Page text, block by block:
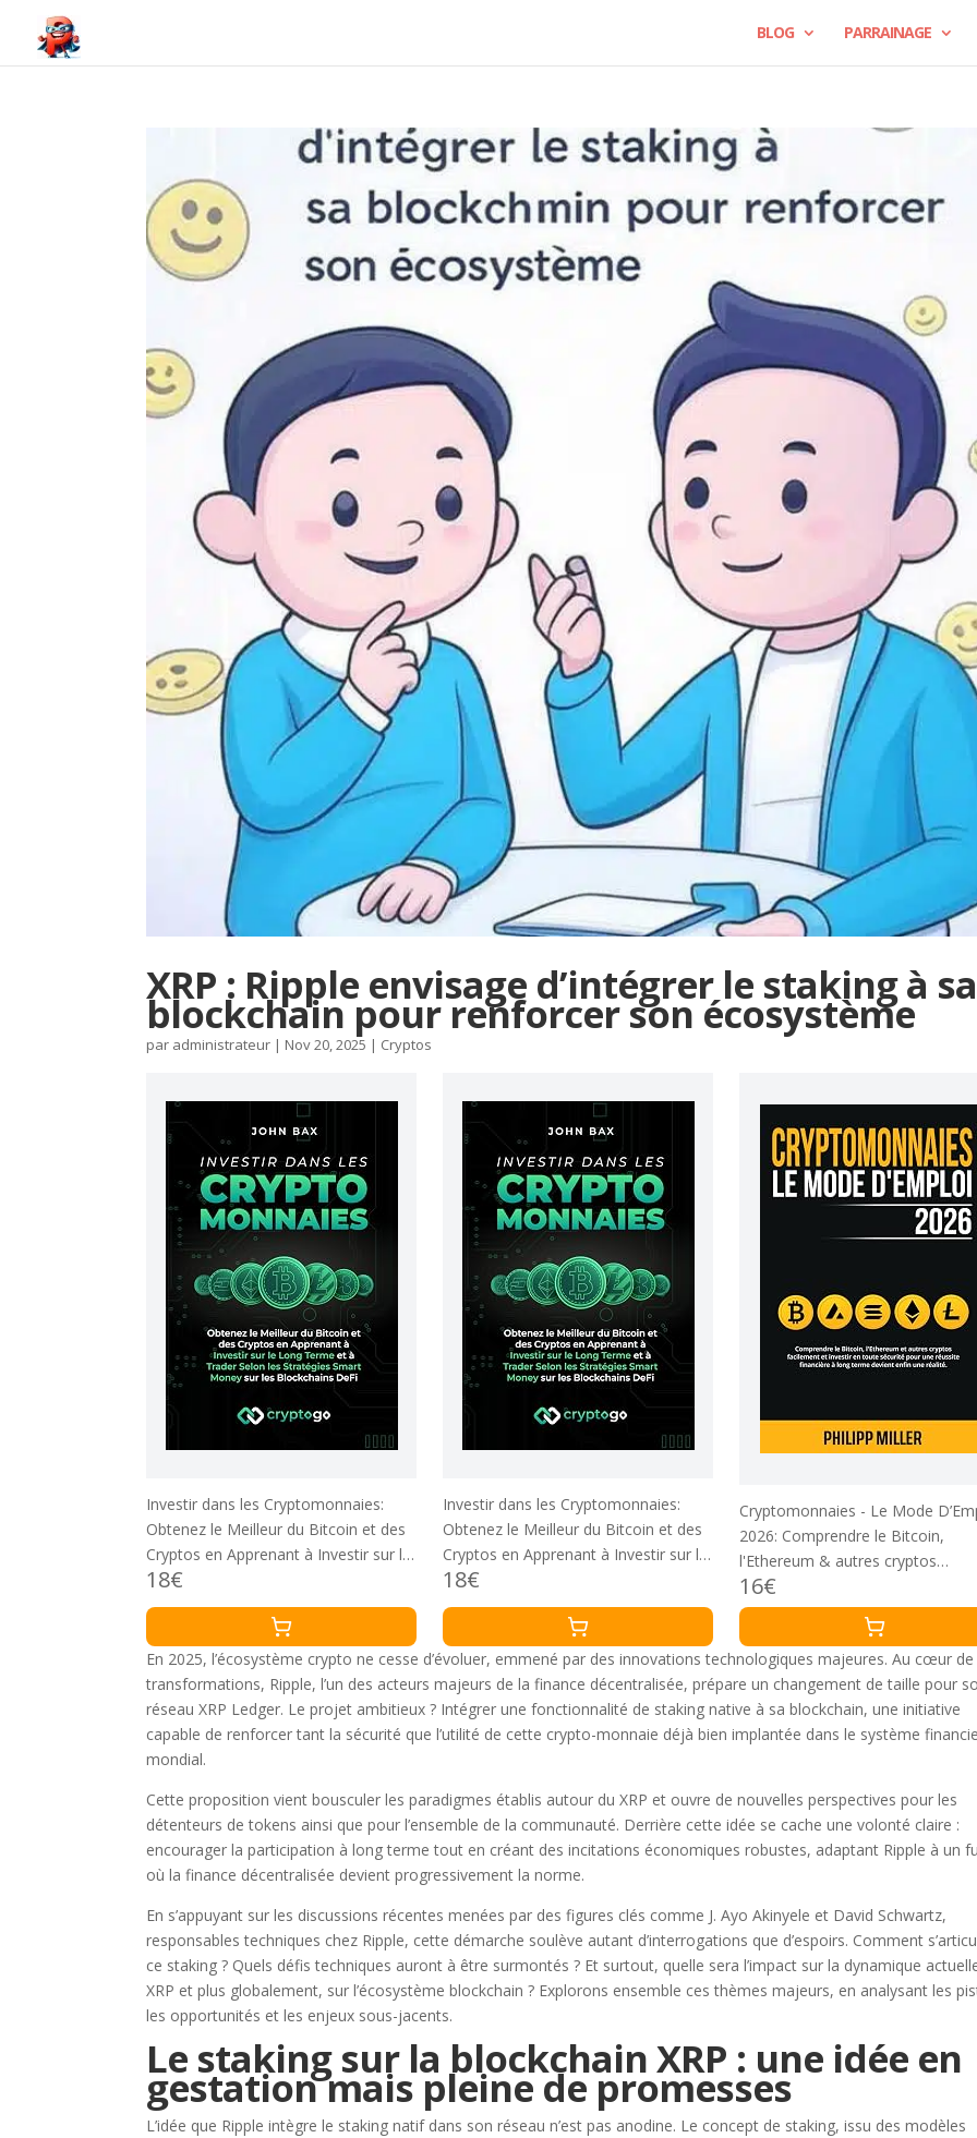
BLOG PARRAINAGE
XRP : Ripple envisage d’intégrer le staking à sa
blockchain pour renforcer son écosystème
par administrateur | Nov 20, 2025 | Cryptos
Investir dans les Cryptomonnaies:
Obtenez le Meilleur du Bitcoin et des
Cryptos en Apprenant à Investir sur le
Long Terme et à Trader Selon les
Stratégies Smart Money sur les
18€
Investir dans les Cryptomonnaies:
Obtenez le Meilleur du Bitcoin et des
Cryptos en Apprenant à Investir sur le
Long Terme et à Trader Selon les
Stratégies Smart Money sur les
18€
Cryptomonnaies - Le Mode
2026: Comprendre le Bitcoin,
l'Ethereum & autres cryptos
facilement et investir en toute
sécurité pour une réussite
long terme devient enfin une
16€
En 2025, l’écosystème crypto ne cesse d’évoluer, emmené par des innovations technologiques majeures. Au cœur de
transformations, Ripple, l’un des acteurs majeurs de la finance décentralisée, prépare un changement de taille pour
réseau XRP Ledger. Le projet ambitieux ? Intégrer une fonctionnalité de staking native à sa blockchain, une initiative
capable de renforcer tant la sécurité que l’utilité de cette crypto-monnaie déjà bien implantée dans le système
mondial.
Cette proposition vient bousculer les paradigmes établis autour du XRP et ouvre de nouvelles perspectives pour les
détenteurs de tokens ainsi que pour l’ensemble de la communauté. Derrière cette idée se cache une volonté claire :
encourager la participation à long terme tout en créant des incitations économiques robustes, adaptant Ripple à un
où la finance décentralisée devient progressivement la norme.
En s’appuyant sur les discussions récentes menées par des figures clés comme J. Ayo Akinyele et David Schwartz,
responsables techniques chez Ripple, cette démarche soulève autant d’interrogations que d’espoirs. Comment
ce staking ? Quels défis techniques auront à être surmontés ? Et surtout, quelle sera l’impact sur la dynamique
XRP et plus globalement, sur l’écosystème blockchain ? Explorons ensemble ces thèmes majeurs, en analysant les
les opportunités et les enjeux sous-jacents.
Le staking sur la blockchain XRP : une idée en
gestation mais pleine de promesses
L’idée que Ripple intègre le staking natif dans son réseau n’est pas anodine. Le concept de staking, issu des modèles